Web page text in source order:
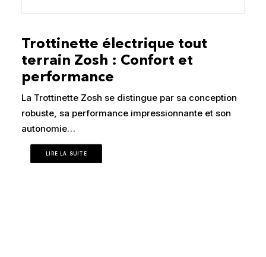
Trottinette électrique tout
terrain Zosh : Confort et
performance
La Trottinette Zosh se distingue par sa conception
robuste, sa performance impressionnante et son
autonomie…
LIRE LA SUITE